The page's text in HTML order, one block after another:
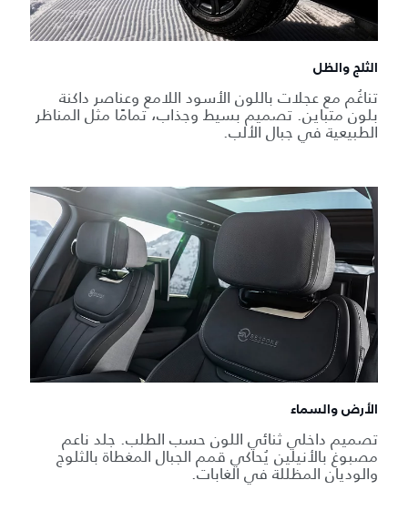
الثلج والظل
تناغُم مع عجلات باللون الأسود اللامع وعناصر داكنة
بلون متباين. تصميم بسيط وجذاب، تمامًا مثل المناظر
الطبيعية في جبال الألب.
الأرض والسماء
تصميم داخلي ثنائي اللون حسب الطلب. جلد ناعم
مصبوغ بالأنيلين يُحاكي قمم الجبال المغطاة بالثلوج
والوديان المظللة في الغابات.